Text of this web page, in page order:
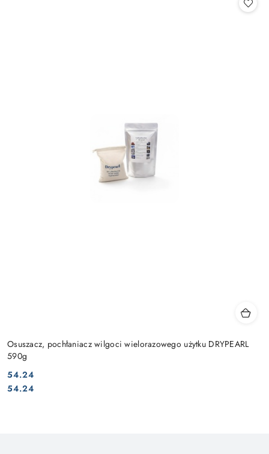
Osuszacz, pochłaniacz wilgoci wielorazowego użytku DRYPEARL
590g
Cena:
54.24
Cena:
54.24